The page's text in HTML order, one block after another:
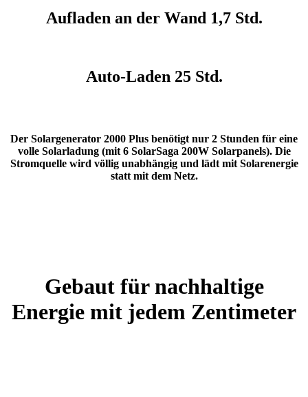
Aufladen an der Wand 1,7 Std.
Auto-Laden 25 Std.
Der Solargenerator 2000 Plus benötigt nur 2 Stunden für eine
volle Solarladung (mit 6 SolarSaga 200W Solarpanels). Die
Stromquelle wird völlig unabhängig und lädt mit Solarenergie
statt mit dem Netz.
Gebaut für nachhaltige
Energie mit jedem Zentimeter